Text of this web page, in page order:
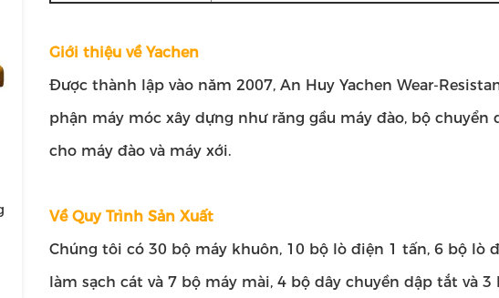
Giới thiệu về Yachen
Được thành lập vào năm 2007, An Huy Yachen Wear-
phận máy móc xây dựng như răng gầu máy đào, bộ chuyển
cho máy đào và máy xới.
Về Quy Trình Sản Xuất
Chúng tôi có 30 bộ máy khuôn, 10 bộ lò điện 1 tấn, 6 bộ lò
làm sạch cát và 7 bộ máy mài, 4 bộ dây chuyền dập tắt và